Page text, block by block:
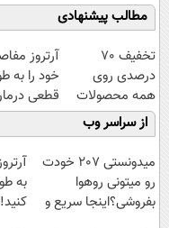
مطالب پیشنهادی
تخفیف 70
درصدی روی
همه محصولات
مونو چرم
آرتروز
خود را به
قطعی
کنید!
از سراسر وب
میدونستی 207 خودت
رو میتونی روهوا
بفروشی؟اینجا سریع و
به